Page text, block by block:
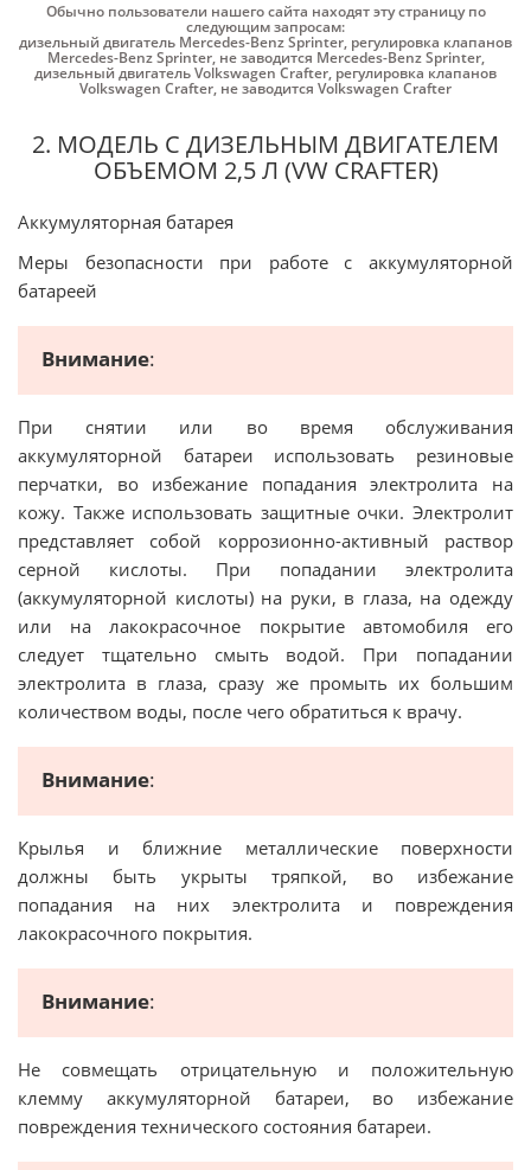
Обычно пользователи нашего сайта находят эту страницу по
следующим запросам:
дизельный двигатель Mercedes-Benz Sprinter, регулировка клапанов
Mercedes-Benz Sprinter, не заводится Mercedes-Benz Sprinter,
дизельный двигатель Volkswagen Crafter, регулировка клапанов
Volkswagen Crafter, не заводится Volkswagen Crafter
2. МОДЕЛЬ С ДИЗЕЛЬНЫМ ДВИГАТЕЛЕМ
ОБЪЕМОМ 2,5 Л (VW CRAFTER)
Аккумуляторная батарея
Меры безопасности при работе с аккумуляторной
батареей
Внимание:
При снятии или во время обслуживания
аккумуляторной батареи использовать резиновые
перчатки, во избежание попадания электролита на
кожу. Также использовать защитные очки. Электролит
представляет собой коррозионно-активный раствор
серной кислоты. При попадании электролита
(аккумуляторной кислоты) на руки, в глаза, на одежду
или на лакокрасочное покрытие автомобиля его
следует тщательно смыть водой. При попадании
электролита в глаза, сразу же промыть их большим
количеством воды, после чего обратиться к врачу.
Внимание:
Крылья и ближние металлические поверхности
должны быть укрыты тряпкой, во избежание
попадания на них электролита и повреждения
лакокрасочного покрытия.
Внимание:
Не совмещать отрицательную и положительную
клемму аккумуляторной батареи, во избежание
повреждения технического состояния батареи.